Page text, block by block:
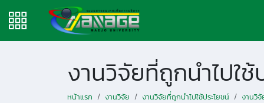
งานวิจัยที่ถูกนำไปใ
หน้าแรก งานวิจัย งานวิจัยที่ถูกนำไปใช้ประโยชน์ งานวิ